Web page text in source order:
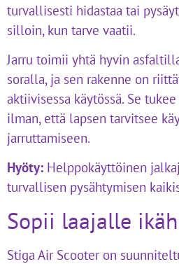
turvallisesti hidastaa tai
silloin, kun tarve vaatii.
Jarru toimii yhtä hyvin
soralla, ja sen rakenne on
aktiivisessa käytössä. Se
ilman, että lapsen tarvitsee
jarruttamiseen.
Hyöty: Helppokäyttöinen
turvallisen pysähtymisen
Sopii laajalle
Stiga Air Scooter on